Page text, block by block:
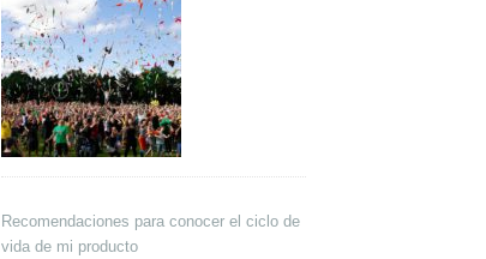
Recomendaciones para conocer el ciclo de
vida de mi producto